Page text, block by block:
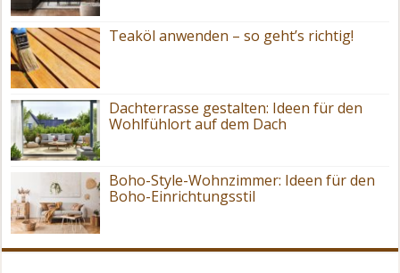
Teaköl anwenden – so geht’s richtig!
Dachterrasse gestalten: Ideen für den
Wohlfühlort auf dem Dach
Boho-Style-Wohnzimmer: Ideen für den
Boho-Einrichtungsstil